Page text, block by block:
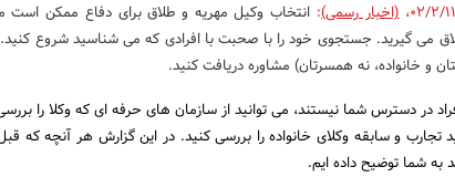
،(اخبار رسمی): انتخاب وکیل مهریه و طلاق برای دفاع ممکن
می گیرید. جستجوی خود را با صحبت با افرادی که می شناسید شروع کنید.
و خانواده، نه همسرتان) مشاوره دریافت کنید.
در دسترس شما نیستند، می توانید از سازمان های حرفه ای که وکلا را
تجارب و سابقه وکلای خانواده را بررسی کنید. در این گزارش هر آنچه که
به شما توضیح داده ایم.